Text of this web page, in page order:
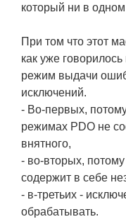
который ни в
При том что этот
как уже
режим выдачи
исключений.
- Во-первых,
режимах PDO не
внятного,
- во-вторых,
содержит в себе
- в-третьих -
обрабатывать.